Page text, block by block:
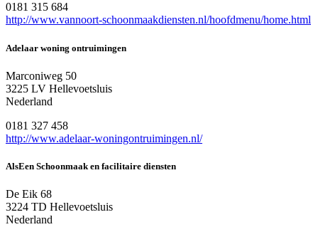
0181 315 684
http://www.vannoort-schoonmaakdiensten.nl/hoofdmenu/home.html
Adelaar woning ontruimingen
Marconiweg 50
3225 LV Hellevoetsluis
Nederland
0181 327 458
http://www.adelaar-woningontruimingen.nl/
AlsEen Schoonmaak en facilitaire diensten
De Eik 68
3224 TD Hellevoetsluis
Nederland